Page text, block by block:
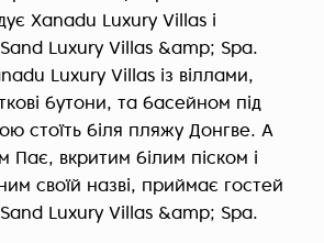
Xanadu Luxury Villas і
Luxury Villas &amp; Spa.
Luxury Villas із віллами,
бутони, та басейном під
стоїть біля пляжу Донгве. А
Пає, вкритим білим піском і
своїй назві, приймає гостей
Luxury Villas &amp; Spa.